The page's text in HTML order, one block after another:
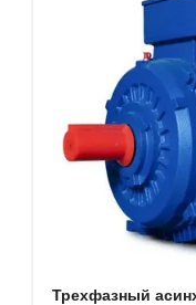
Трехфазный